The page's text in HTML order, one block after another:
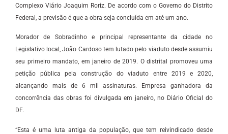
Complexo Viário Joaquim Roriz. De acordo com o Governo do Distrito
Federal, a previsão é que a obra seja concluída em até um ano.
Morador de Sobradinho e principal representante da cidade no
Legislativo local, João Cardoso tem lutado pelo viaduto desde assumiu
seu primeiro mandato, em janeiro de 2019. O distrital promoveu uma
petição pública pela construção do viaduto entre 2019 e 2020,
alcançando mais de 6 mil assinaturas. Empresa ganhadora da
concorrência das obras foi divulgada em janeiro, no Diário Oficial do
DF.
“Esta é uma luta antiga da população, que tem reivindicado desde